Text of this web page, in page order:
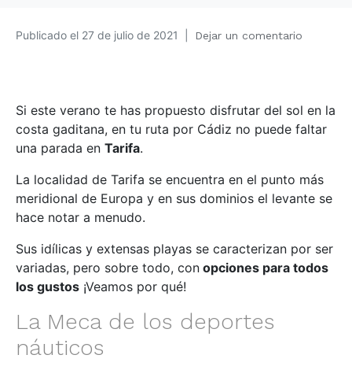
Publicado el 27 de julio de 2021 Dejar un comentario
Si este verano te has propuesto disfrutar del sol en la
costa gaditana, en tu ruta por Cádiz no puede faltar
una parada en Tarifa.
La localidad de Tarifa se encuentra en el punto más
meridional de Europa y en sus dominios el levante se
hace notar a menudo.
Sus idílicas y extensas playas se caracterizan por ser
variadas, pero sobre todo, con opciones para todos
los gustos ¡Veamos por qué!
La Meca de los deportes
náuticos